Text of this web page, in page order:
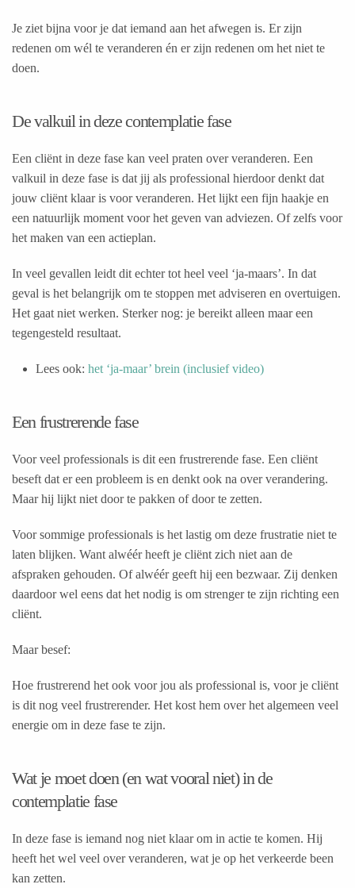
Je ziet bijna voor je dat iemand aan het afwegen is. Er zijn
redenen om wél te veranderen én er zijn redenen om het niet te
doen.
De valkuil in deze contemplatie fase
Een cliënt in deze fase kan veel praten over veranderen. Een
valkuil in deze fase is dat jij als professional hierdoor denkt dat
jouw cliënt klaar is voor veranderen. Het lijkt een fijn haakje en
een natuurlijk moment voor het geven van adviezen. Of zelfs voor
het maken van een actieplan.
In veel gevallen leidt dit echter tot heel veel ‘ja-maars’. In dat
geval is het belangrijk om te stoppen met adviseren en overtuigen.
Het gaat niet werken. Sterker nog: je bereikt alleen maar een
tegengesteld resultaat.
Lees ook: het ‘ja-maar’ brein (inclusief video)
Een frustrerende fase
Voor veel professionals is dit een frustrerende fase. Een cliënt
beseft dat er een probleem is en denkt ook na over verandering.
Maar hij lijkt niet door te pakken of door te zetten.
Voor sommige professionals is het lastig om deze frustratie niet te
laten blijken. Want alwéér heeft je cliënt zich niet aan de
afspraken gehouden. Of alwéér geeft hij een bezwaar. Zij denken
daardoor wel eens dat het nodig is om strenger te zijn richting een
cliënt.
Maar besef:
Hoe frustrerend het ook voor jou als professional is, voor je cliënt
is dit nog veel frustrerender. Het kost hem over het algemeen veel
energie om in deze fase te zijn.
Wat je moet doen (en wat vooral niet) in de
contemplatie fase
In deze fase is iemand nog niet klaar om in actie te komen. Hij
heeft het wel veel over veranderen, wat je op het verkeerde been
kan zetten.